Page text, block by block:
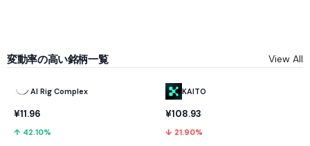
変動率の高い銘柄一覧 View All
AI Rig Complex
¥11.96
↑ 42.10%
KAITO
¥108.93
↓ 21.90%